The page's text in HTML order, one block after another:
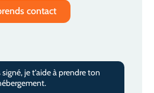
contact
je t’aide à prendre ton